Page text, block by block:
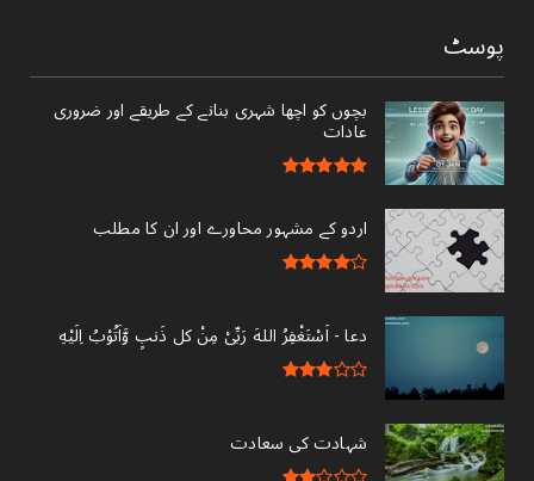
پوسٹ
بچوں کو اچھا شہری بنانے کے طریقے اور ضروری
عادات
اردو کے مشہور محاورے اور ان کا مطلب
دعا - ‎اَسْتَغْفِرُ اللهَ رَبِّىْ مِنْ کل ذَنبٍ وَّاَتُوْبُ اِلَيْهِ
شہادت کی سعادت